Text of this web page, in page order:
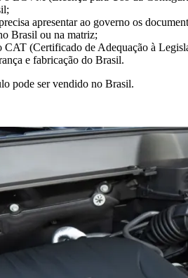
apresentar ao governo os
Brasil ou na matriz;
(Certificado de Adequação à
e fabricação do Brasil.
pode ser vendido no Brasil.